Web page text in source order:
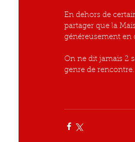
En dehors de
partager que la
généreusement en
On ne dit jamais 2
genre de rencontre.